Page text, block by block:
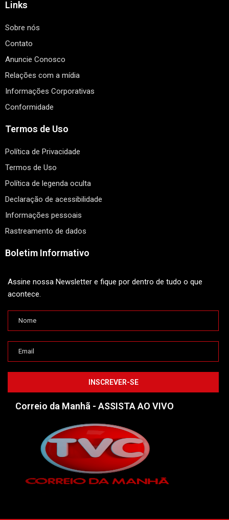
Links
Sobre nós
Contato
Anuncie Conosco
Relações com a mídia
Informações Corporativas
Conformidade
Termos de Uso
Política de Privacidade
Termos de Uso
Política de legenda oculta
Declaração de acessibilidade
Informações pessoais
Rastreamento de dados
Boletim Informativo
Assine nossa Newsletter e fique por dentro de tudo o que
acontece.
Correio da Manhã - ASSISTA AO VIVO